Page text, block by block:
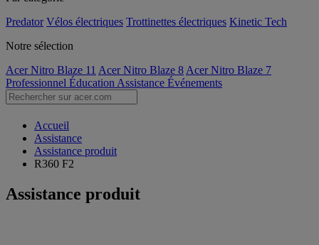
Predator Vélos électriques Trottinettes électriques Kinetic Tech
Notre sélection
Acer Nitro Blaze 11 Acer Nitro Blaze 8 Acer Nitro Blaze 7
Professionnel Éducation Assistance Événements
Accueil
Assistance
Assistance produit
R360 F2
Assistance produit